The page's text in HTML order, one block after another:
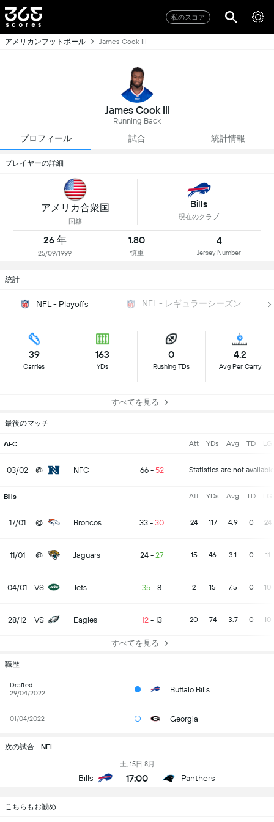
私のスコア
アメリカンフットボール James Cook III
James Cook III
Running Back
プロフィール 試合 統計情報
プレイヤーの詳細
アメリカ合衆国
国籍
Bills
現在のクラブ
26 年
25/09/1999
1.80
慎重
4
Jersey Number
統計
NFL - Playoffs NFL - レギュラーシーズン
39
Carries
163
YDs
0
Rushing TDs
4.2
Avg Per Carry
すべてを見る
次の試合 - NFL
Bills
土, 15日 8月
17:00 Panthers
最後のマッチ
AFC Att YDs Avg TD LG
03/02 @ NFC 66- 52 Statistics are not available
Bills Att YDs Avg TD LG
17/01 @ Broncos 33 - 30 24 117 4.9 0 24
11/01 @ Jaguars 24 - 27 15 46 3.1 0 11
04/01 VS Jets 35 - 8 2 15 7.5 0 10
28/12 VS Eagles 12- 13 20 74 3.7 0 10
すべてを見る
職歴
Drafted
29/04/2022
Buffalo Bills
01/04/2022 Georgia
こちらもお勧め